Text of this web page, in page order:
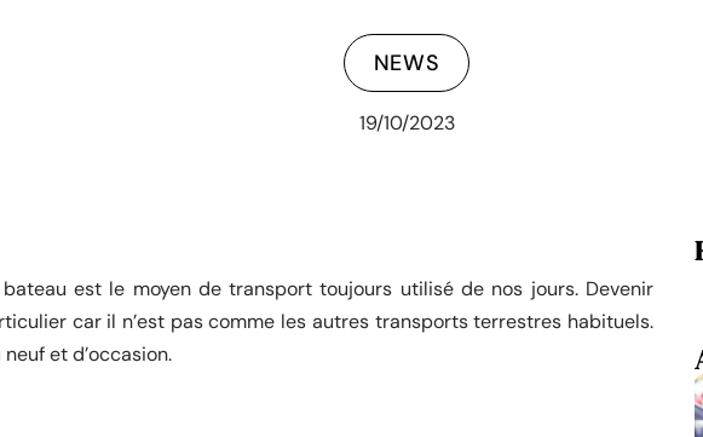
NEWS
19/10/2023
est le moyen de transport toujours utilisé de nos jours. Devenir
car il n’est pas comme les autres transports terrestres habituels.
et d’occasion.